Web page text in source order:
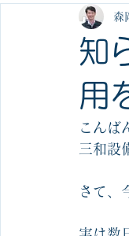
知
用
森
こんば
三和設
さて、